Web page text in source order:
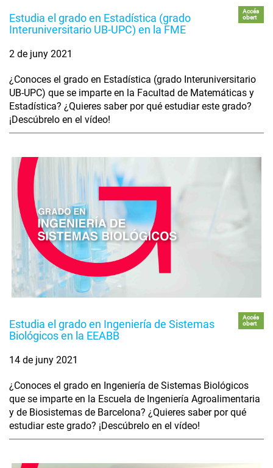
Estudia el grado en Estadística (grado
Interuniversitario UB-UPC) en la FME
Accés
obert
2 de juny 2021
¿Conoces el grado en Estadística (grado Interuniversitario
UB-UPC) que se imparte en la Facultad de Matemáticas y
Estadística? ¿Quieres saber por qué estudiar este grado?
¡Descúbrelo en el vídeo!
Estudia el grado en Ingeniería de Sistemas
Biológicos en la EEABB
Accés
obert
14 de juny 2021
¿Conoces el grado en Ingeniería de Sistemas Biológicos
que se imparte en la Escuela de Ingeniería Agroalimentaria
y de Biosistemas de Barcelona? ¿Quieres saber por qué
estudiar este grado? ¡Descúbrelo en el vídeo!